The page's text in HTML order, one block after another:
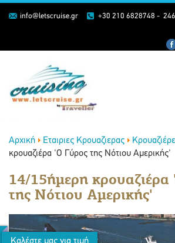
info@letscruise.gr +30 210 6828748 - 246
Αρχική Εταιριες Κρουαζιερας
κρουαζιέρα 'Ο Γύρος της Νότιου Αμερικής'
14/15ήμερη
της Νότιου Αμερικής'